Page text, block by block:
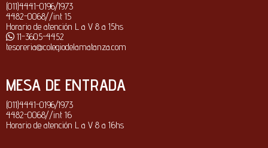
(011)4441-0196/1973
4482-0068//int 15
Horario de atención L a V 8 a 15hs
11-3605-4452
tesoreria@colegiodelamatanza.com
MESA DE ENTRADA
(011)4441-0196/1973
4482-0068//int 16
Horario de atención L a V 8 a 16hs